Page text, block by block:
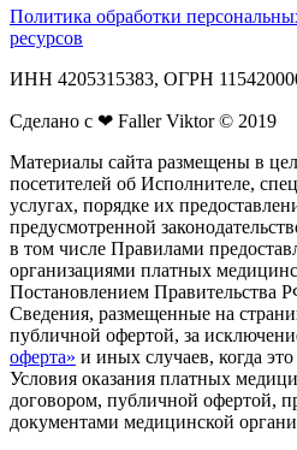
Политика обработки
ресурсов
ИНН 4205315383, ОГРН
Сделано с ❤ Faller Viktor © 2019
Материалы сайта размещены в
посетителей об Исполнителе,
услугах, порядке их
предусмотренной
в том числе Правилами
организациями платных
Постановлением Правительства
Сведения, размещенные на
публичной офертой, за
оферта» и иных случаев, когда
Условия оказания платных
договором, публичной офертой,
документами медицинской